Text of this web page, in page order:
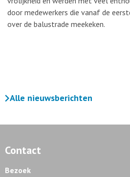
door medewerkers die vanaf de
over de balustrade meekeken.
Alle nieuwsberichten
Contact
Bezoek